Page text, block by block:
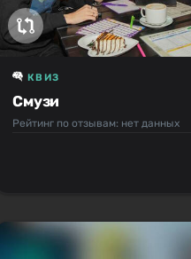
Смузи
КВИЗ
Рейтинг по отзывам: нет данных